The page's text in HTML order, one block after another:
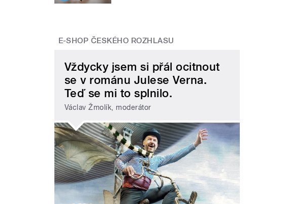
E-SHOP ČESKÉHO ROZHLASU
Vždycky jsem si přál ocitnout
se v románu Julese Verna.
Teď se mi to splnilo.
Václav Žmolík, moderátor